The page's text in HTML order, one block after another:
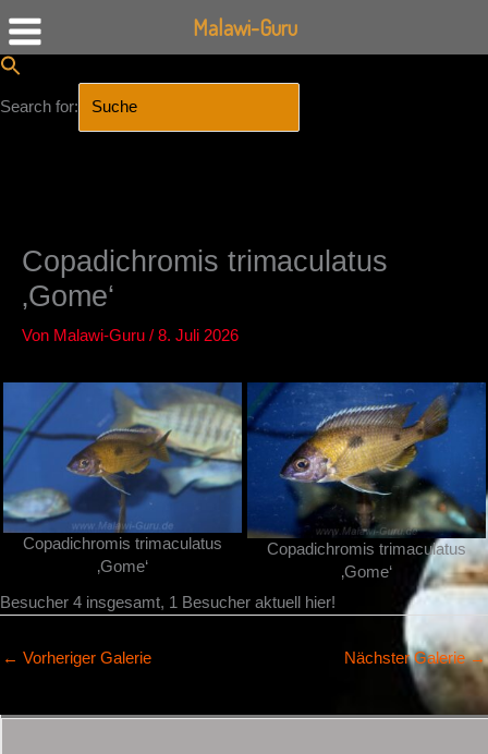
Search for:
Copadichromis trimaculatus
‚Gome‘
Von Malawi-Guru / 8. Juli 2026
Copadichromis trimaculatus
‚Gome‘
Copadichromis trimaculatus
‚Gome‘
Besucher 4 insgesamt, 1 Besucher aktuell hier!
← Vorheriger Galerie Nächster Galerie→
Malawi-Guru